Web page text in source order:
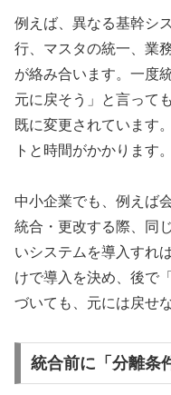
例えば、異なる基幹シ
行、マスタの統一、業
が絡み合います。一度
元に戻そう」と言って
既に変更されています
トと時間がかかります。
中小企業でも、例えば
統合・更改する際、同
いシステムを導入すれ
けで導入を決め、後で
づいても、元には戻せ
統合前に「分離条